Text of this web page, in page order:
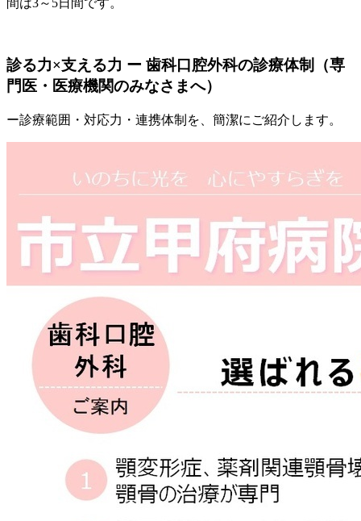
間は3～5日間です。
診る力×支える力 ー 歯科口腔外科の診療体制（専
門医・医療機関のみなさまへ）
ー診療範囲・対応力・連携体制を、簡潔にご紹介します。